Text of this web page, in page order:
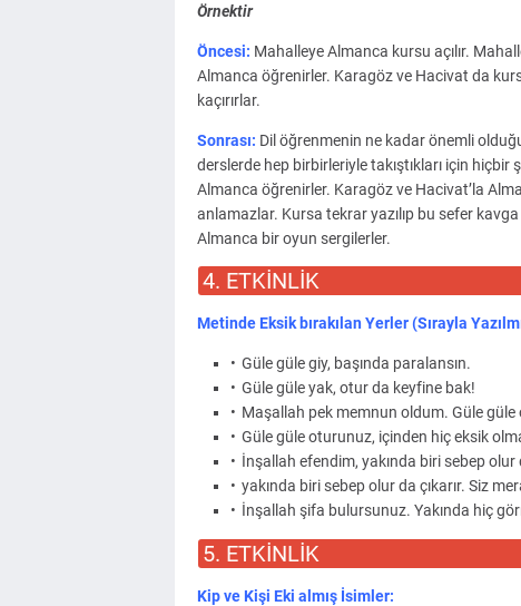
Örnektir
Öncesi: Mahalleye Almanca kursu açılır.
Almanca öğrenirler. Karagöz ve Hacivat da
kaçırırlar.
Sonrası: Dil öğrenmenin ne kadar önemli
derslerde hep birbirleriyle takıştıkları için
Almanca öğrenirler. Karagöz ve Hacivat’la
anlamazlar. Kursa tekrar yazılıp bu sefer
Almanca bir oyun sergilerler.
4. ETKİNLİK
Metinde Eksik bırakılan Yerler (Sırayla
Güle güle giy, başında paralansın.
Güle güle yak, otur da keyfine bak!
Maşallah pek memnun oldum. Güle güle
Güle güle oturunuz, içinden hiç eksik
İnşallah efendim, yakında biri sebep olur
yakında biri sebep olur da çıkarır. Siz
İnşallah şifa bulursunuz. Yakında hiç
5. ETKİNLİK
Kip ve Kişi Eki almış İsimler: